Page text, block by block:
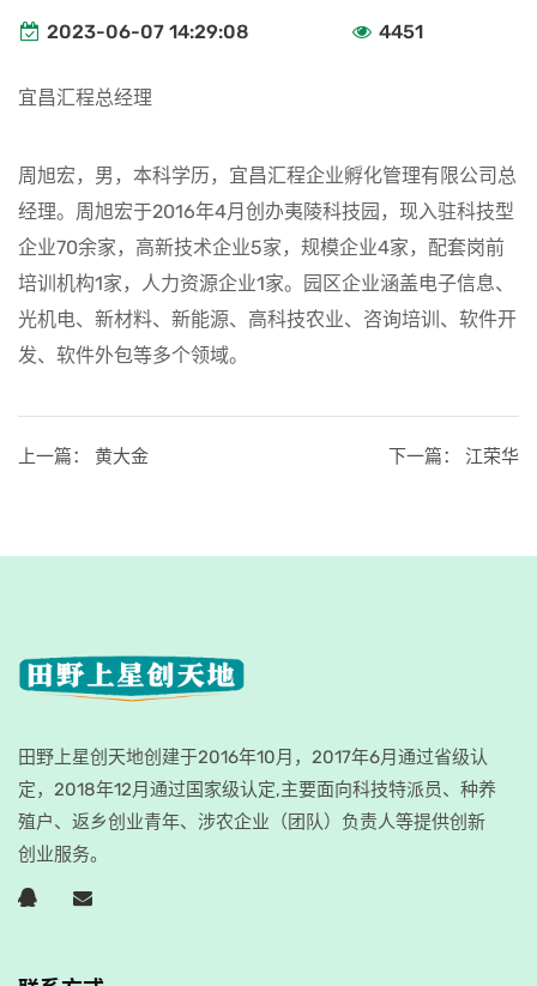
2023-06-07 14:29:08 4451
宜昌汇程总经理
周旭宏，男，本科学历，宜昌汇程企业孵化管理有限公司总
经理。周旭宏于2016年4月创办夷陵科技园，现入驻科技型
企业70余家，高新技术企业5家，规模企业4家，配套岗前
培训机构1家，人力资源企业1家。园区企业涵盖电子信息、
光机电、新材料、新能源、高科技农业、咨询培训、软件开
发、软件外包等多个领域。
上一篇： 黄大金 下一篇： 江荣华
田野上星创天地创建于2016年10月，2017年6月通过省级认
定，2018年12月通过国家级认定,主要面向科技特派员、种养
殖户、返乡创业青年、涉农企业（团队）负责人等提供创新
创业服务。